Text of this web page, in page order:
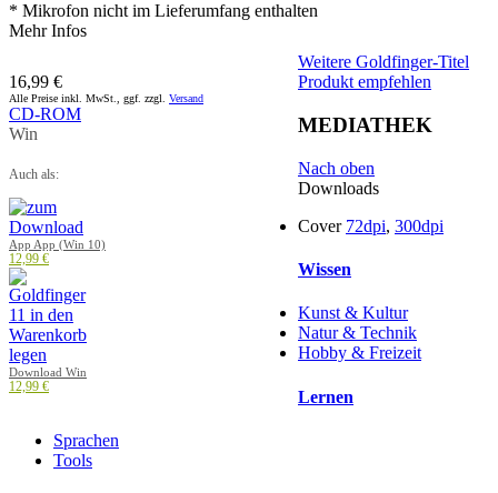
* Mikrofon nicht im Lieferumfang enthalten
Mehr Infos
16,99 €
Alle Preise inkl. MwSt., ggf. zzgl. Versand
CD-ROM
Win
Auch als:
App App (Win 10)
12,99 €
Download Win
12,99 €
Weitere Goldfinger-Titel
Produkt empfehlen
MEDIATHEK
Nach oben
Downloads
Cover 72dpi, 300dpi
Wissen
Kunst & Kultur
Natur & Technik
Hobby & Freizeit
Lernen
Sprachen
Tools